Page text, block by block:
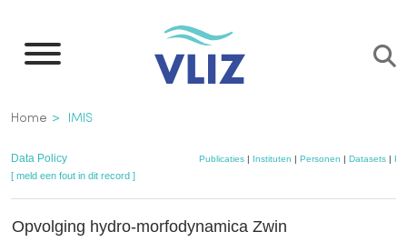
naar
inhoud
gaan
Kruimelpad
Home IMIS
Data Policy Publicaties| Instituten | Personen | Datasets|
[ meld een fout in dit record ]
Opvolging hydro-morfodynamica Zwin